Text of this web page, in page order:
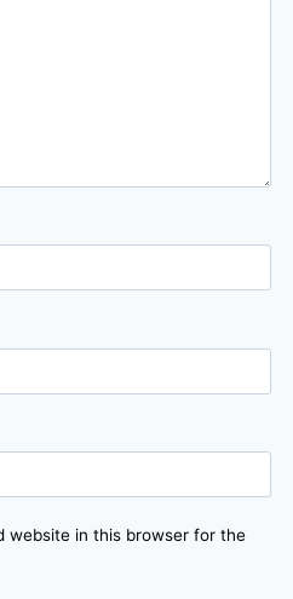
website in this browser for the